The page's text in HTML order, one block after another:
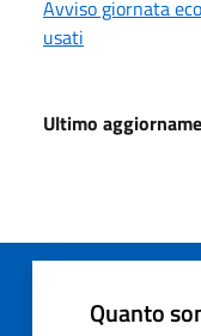
Avviso giornata
usati
Ultimo
Quanto